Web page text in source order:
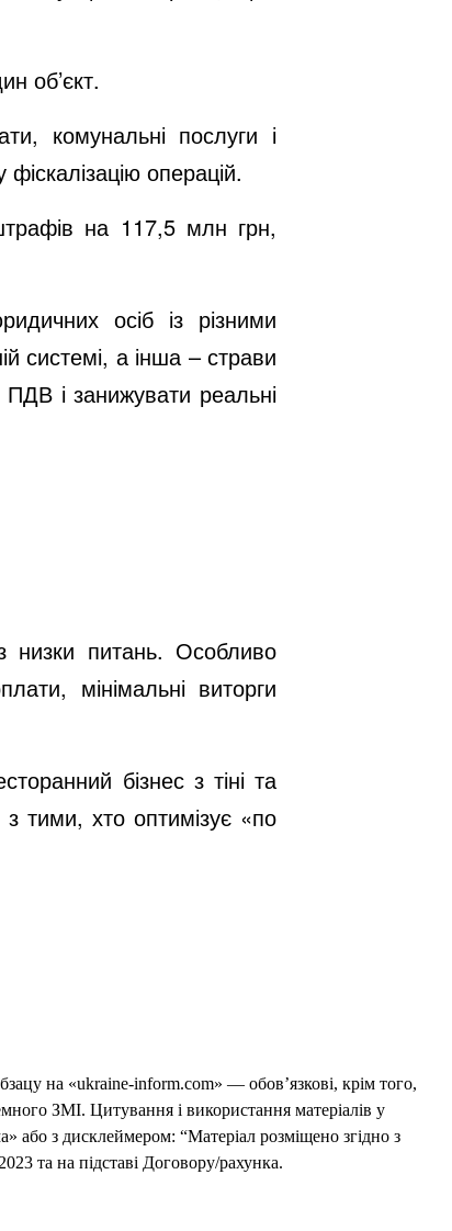
об’єкт.
комунальні послуги і
операцій.
на 117,5 млн грн,
осіб із різними
системі, а інша – страви
ПДВ і занижувати реальні
низки питань. Особливо
мінімальні виторги
бізнес з тіні та
тими, хто оптимізує «по
на «ukraine-inform.com» — обов’язкові, крім того,
ЗМІ. Цитування і використання матеріалів у
з дисклеймером: “Матеріал розміщено згідно з
та на підставі Договору/рахунка.